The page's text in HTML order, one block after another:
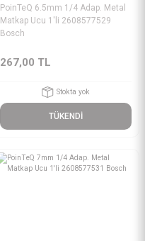
PoinTeQ 6.5mm 1/4 Adap. Metal
Matkap Ucu 1'li 2608577529
Bosch
267,00 TL
Stokta yok
TÜKENDİ